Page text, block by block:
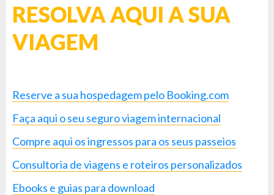
RESOLVA AQUI A SUA
VIAGEM
Reserve a sua hospedagem pelo Booking.com
Faça aqui o seu seguro viagem internacional
Compre aqui os ingressos para os seus passeios
Consultoria de viagens e roteiros personalizados
Ebooks e guias para download